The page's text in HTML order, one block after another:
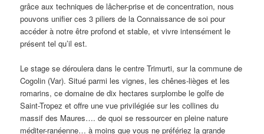
grâce aux techniques de lâcher-prise et de concentration, nous
pouvons unifier ces 3 piliers de la Connaissance de soi pour
accéder à notre être profond et stable, et vivre intensément le
présent tel qu’il est.
Le stage se déroulera dans le centre Trimurti, sur la commune de
Cogolin (Var). Situé parmi les vignes, les chênes-lièges et les
romarins, ce domaine de dix hectares surplombe le golfe de
Saint-Tropez et offre une vue privilégiée sur les collines du
massif des Maures…. de quoi se ressourcer en pleine nature
méditer-ranéenne… à moins que vous ne préfériez la grande